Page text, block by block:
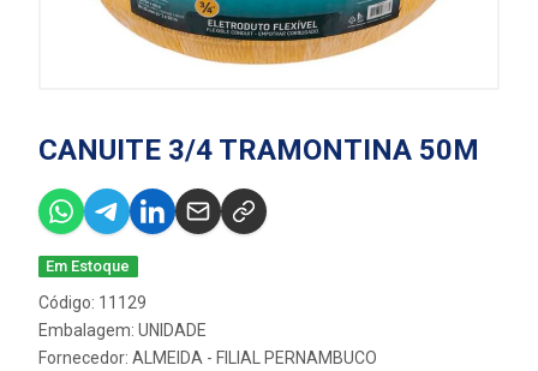
CANUITE 3/4 TRAMONTINA 50M
Em Estoque
Código: 11129
Embalagem: UNIDADE
Fornecedor: ALMEIDA - FILIAL PERNAMBUCO